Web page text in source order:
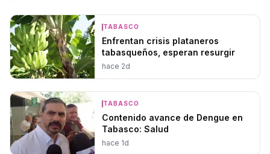
TABASCO
Enfrentan crisis plataneros
tabasqueños, esperan resurgir
hace 2d
TABASCO
Contenido avance de Dengue en
Tabasco: Salud
hace 1d